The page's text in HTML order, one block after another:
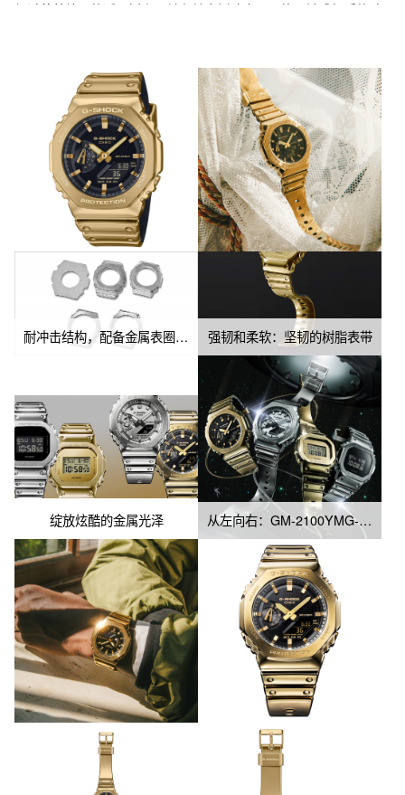
经过蒸着处理的透明树脂，并在其内侧贴合了柔软且触感舒适的硅
耐冲击结构，配备金属表圈：兼具力量与美感 强韧和柔软：坚韧的树脂表带
绽放炫酷的金属光泽 从左向右：GM-2100YMG-9A, GM-2100YM-8A , GM-5600YMG-9, GM-5600YM-8